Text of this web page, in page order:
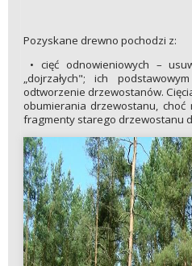
Pozyskane drewno pochodzi z:
• cięć odnowieniowych –
„dojrzałych"; ich
odtworzenie drzewostanów.
obumierania drzewostanu,
fragmenty starego drzewostanu